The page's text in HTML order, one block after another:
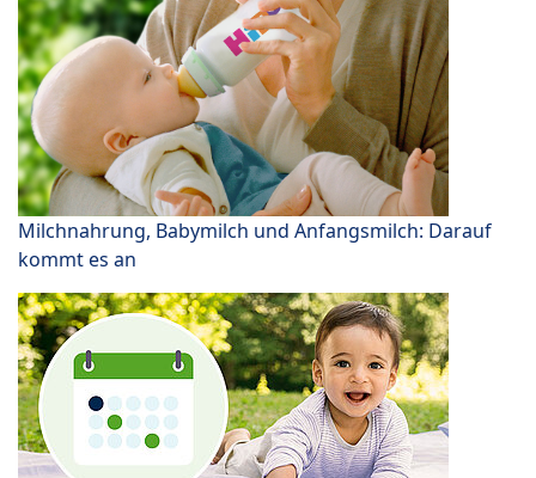
Milchnahrung, Babymilch und Anfangsmilch: Darauf
kommt es an